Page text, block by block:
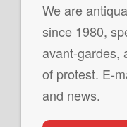
We are
since 1980,
avant-gardes,
of protest. E-
and news.